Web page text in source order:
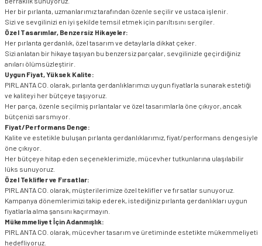
Her bir pırlanta, uzmanlarımız tarafından özenle seçilir ve ustaca işlenir.
Sizi ve sevgilinizi en iyi şekilde temsil etmek için parıltısını sergiler.
Özel Tasarımlar, Benzersiz Hikayeler:
Her pırlanta gerdanlık, özel tasarım ve detaylarla dikkat çeker.
Sizi anlatan bir hikaye taşıyan bu benzersiz parçalar, sevgilinizle geçirdiğiniz
anıları ölümsüzleştirir.
Uygun Fiyat, Yüksek Kalite:
PIRLANTA CO. olarak, pırlanta gerdanlıklarımızı uygun fiyatlarla sunarak estetiği
ve kaliteyi her bütçeye taşıyoruz.
Her parça, özenle seçilmiş pırlantalar ve özel tasarımlarla öne çıkıyor, ancak
bütçenizi sarsmıyor.
Fiyat/Performans Denge:
Kalite ve estetikle buluşan pırlanta gerdanlıklarımız, fiyat/performans dengesiyle
öne çıkıyor.
Her bütçeye hitap eden seçeneklerimizle, mücevher tutkunlarına ulaşılabilir
lüks sunuyoruz.
Özel Teklifler ve Fırsatlar:
PIRLANTA CO. olarak, müşterilerimize özel teklifler ve fırsatlar sunuyoruz.
Kampanya dönemlerimizi takip ederek, istediğiniz pırlanta gerdanlıkları uygun
fiyatlarla alma şansını kaçırmayın.
Mükemmeliyet İçin Adanmışlık:
PIRLANTA CO. olarak, mücevher tasarım ve üretiminde estetikte mükemmeliyeti
hedefliyoruz.